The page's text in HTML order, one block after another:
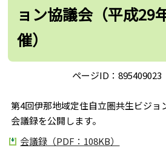
ョン協議会（平成29
催）
ページID：895409023
第4回伊那地域定住自立圏共生ビジョ
会議録を公開します。
会議録（PDF：108KB）